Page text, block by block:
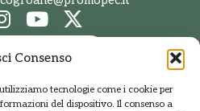
Consenso
tecnologie come i cookie per
del dispositivo. Il consenso a
Lombardia
parchi